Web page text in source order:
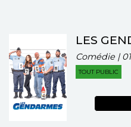
LES
Comédie |
TOUT PUBLIC